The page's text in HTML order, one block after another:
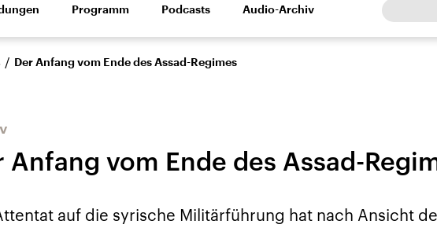
Politik Wirtschaft Wissen Kultur Europa
Musik
Aktuelle Beiträge,
Aktuelle Lage und
Aktuelle Lage und
Programm Podcasts Audio-Archiv
/ Der Anfang vom Ende des Assad-Regimes
Anfang vom Ende des Assad-
auf die syrische Militärführung hat nach Ansicht